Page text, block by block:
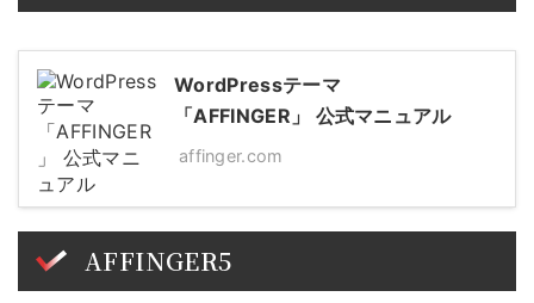
WordPressテーマ
「AFFINGER」 公式マニュアル
affinger.com
AFFINGER5